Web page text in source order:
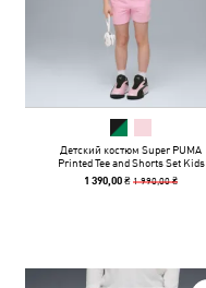
Детский костюм Super PUMA
Printed Tee and Shorts Set Kids
1 390,00 ₴1 990,00 ₴